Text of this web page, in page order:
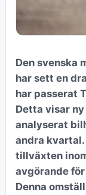
Den svenska
har sett en
har passerat
Detta visar
analyserat
andra
tillväxten
avgörande
Denna